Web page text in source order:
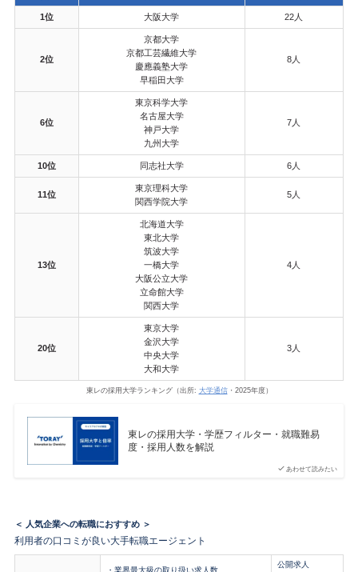
1位 大阪大学 22人
2位
京都大学
京都工芸繊維大学
慶應義塾大学
早稲田大学
8人
6位
東京科学大学
名古屋大学
神戸大学
九州大学
7人
10位 同志社大学 6人
11位
東京理科大学
関西学院大学
5人
13位
北海道大学
東北大学
筑波大学
一橋大学
大阪公立大学
立命館大学
関西大学
4人
20位
東京大学
金沢大学
中央大学
大和大学
3人
東レの採用大学ランキング（出所: 大学通信・2025年度）
あわせて読みたい
東レの採用大学・学歴フィルター・就職難易
度・採用人数を解説
＜ 人気企業への転職におすすめ ＞
利用者の口コミが良い大手転職エージェント
公開求人